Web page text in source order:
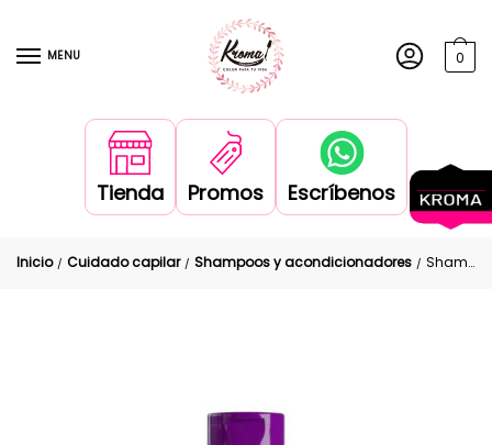
MENU 0
Tienda Promos Escríbenos
Inicio / Cuidado capilar / Shampoos y acondicionadores / Shampoo Crecimiento y caída LA POCIÓN